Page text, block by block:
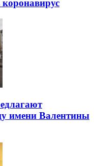
имени Валентины